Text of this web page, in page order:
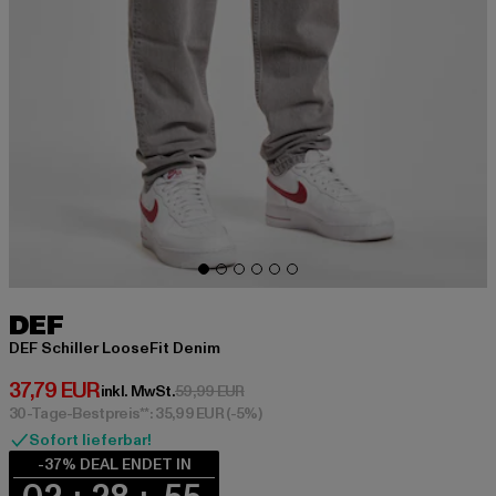
DEF
DEF Schiller LooseFit Denim
37,79 EUR
Derzeitiger Preis: 37,79 EUR
inkl. MwSt.59,99 EURAktionspreis: 59,99 EUR
30-Tage-Bestpreis**: 35,99 EUR(-5%)
Sofort lieferbar!
-37% DEAL ENDET IN